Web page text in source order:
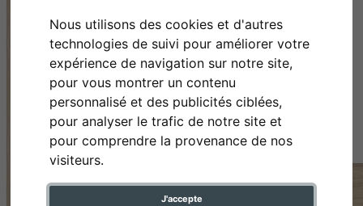
Nous utilisons des cookies et d'autres
technologies de suivi pour améliorer votre
expérience de navigation sur notre site,
pour vous montrer un contenu
personnalisé et des publicités ciblées,
pour analyser le trafic de notre site et
pour comprendre la provenance de nos
visiteurs.
J'accepte
Retour